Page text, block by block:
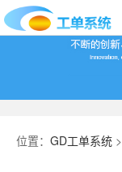
首
位置： GD工单系统 >